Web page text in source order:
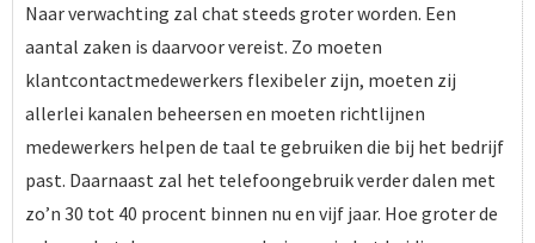
Naar verwachting zal chat steeds groter worden. Een
aantal zaken is daarvoor vereist. Zo moeten
klantcontactmedewerkers flexibeler zijn, moeten zij
allerlei kanalen beheersen en moeten richtlijnen
medewerkers helpen de taal te gebruiken die bij het bedrijf
past. Daarnaast zal het telefoongebruik verder dalen met
zo’n 30 tot 40 procent binnen nu en vijf jaar. Hoe groter de